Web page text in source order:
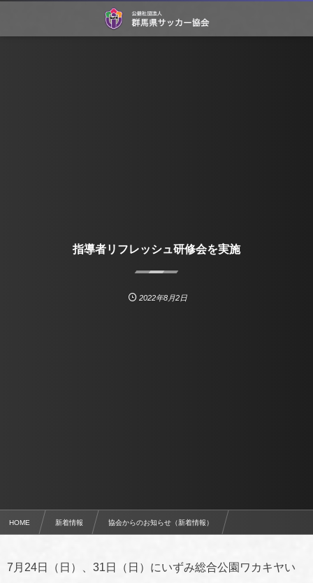
指導者リフレッシュ研修会を実施
2022年8月2日
HOME 新着情報 協会からのお知らせ（新着情報）
7月24日（日）、31日（日）にいずみ総合公園ワカキヤい